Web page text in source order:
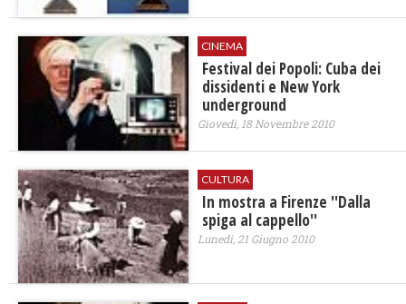
CINEMA
Festival dei Popoli: Cuba dei
dissidenti e New York
underground
Giovedì, 18 Novembre 2010
CULTURA
In mostra a Firenze ''Dalla
spiga al cappello''
Lunedì, 21 Giugno 2010